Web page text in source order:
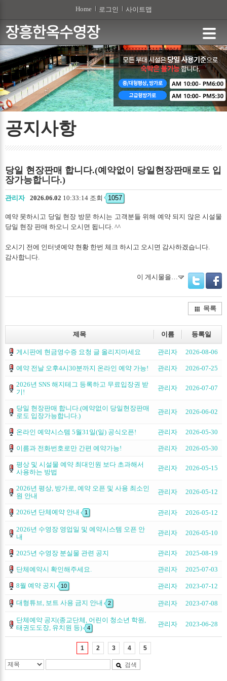
Home 로그인 사이트맵
공지사항
당일 현장판매 합니다.(예약없이 당일현장판매로도 입
장가능합니다.)
관리자 2026.06.02 10:33:14 조회 1057
예약 못하시고 당일 현장 방문 하시는 고객분들 위해 예약 되지 않은 시설물
당일 현장 판매 하오니 오시면 됩니다. ^^
오시기 전에 인터넷예약 현황 한번 체크 하시고 오시면 감사하겠습니다.
감사합니다.
이 게시물을…
Twitter
목록
제목 이름 등록일
게시판에 현금영수증 요청 글 올리지마세요 관리자 2026-08-06
예약 전날 오후4시30분까지 온라인 예약 가능! 관리자 2026-07-25
2026년 SNS 해지테그 등록하고 무료입장권 받
기!
관리자 2026-07-07
당일 현장판매 합니다.(예약없이 당일현장판매
로도 입장가능합니다.)
관리자 2026-06-02
온라인 예약시스템 5월31일(일) 공식오픈! 관리자 2026-05-30
이름과 전화번호로만 간편 예약가능! 관리자 2026-05-30
평상 및 시설물 예약 최대인원 보다 초과해서
사용하는 방법
관리자 2026-05-15
2026년 평상, 방가로, 예약 오픈 및 사용 최소인
원 안내
관리자 2026-05-12
2026년 단체예약 안내 1 관리자 2026-05-12
2026년 수영장 영업일 및 예약시스템 오픈 안
내
관리자 2026-05-10
2025년 수영장 분실물 관련 공지 관리자 2025-08-19
단체예약시 확인해주세요. 관리자 2025-07-03
8월 예약 공지 10 관리자 2023-07-12
대형튜브, 보트 사용 금지 안내 2 관리자 2023-07-08
단체예약 공지(종교단체, 어린이 청소년 학원,
태권도도장, 유치원 등)
4 관리자 2023-06-28
1 2 3 4 5
검색